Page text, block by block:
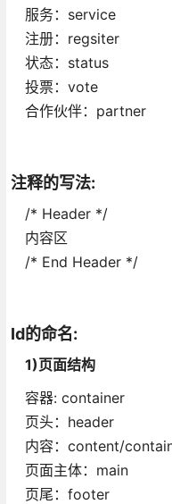
服务：service
注册：regsiter
状态：status
投票：vote
合作伙伴：partner
注释的写法:
/* Header */
内容区
/* End Header */
Id的命名:
1)页面结构
容器: container
页头：header
内容：content/
页面主体：main
页尾：footer